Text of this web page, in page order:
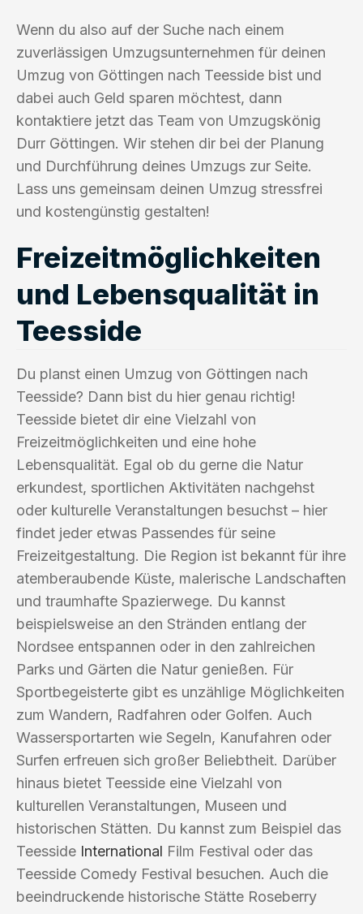
Wenn du also auf der Suche nach einem
zuverlässigen Umzugsunternehmen für deinen
Umzug von Göttingen nach Teesside bist und
dabei auch Geld sparen möchtest, dann
kontaktiere jetzt das Team von Umzugskönig
Durr Göttingen. Wir stehen dir bei der Planung
und Durchführung deines Umzugs zur Seite.
Lass uns gemeinsam deinen Umzug stressfrei
und kostengünstig gestalten!
Freizeitmöglichkeiten
und Lebensqualität in
Teesside
Du planst einen Umzug von Göttingen nach
Teesside? Dann bist du hier genau richtig!
Teesside bietet dir eine Vielzahl von
Freizeitmöglichkeiten und eine hohe
Lebensqualität. Egal ob du gerne die Natur
erkundest, sportlichen Aktivitäten nachgehst
oder kulturelle Veranstaltungen besuchst – hier
findet jeder etwas Passendes für seine
Freizeitgestaltung. Die Region ist bekannt für ihre
atemberaubende Küste, malerische Landschaften
und traumhafte Spazierwege. Du kannst
beispielsweise an den Stränden entlang der
Nordsee entspannen oder in den zahlreichen
Parks und Gärten die Natur genießen. Für
Sportbegeisterte gibt es unzählige Möglichkeiten
zum Wandern, Radfahren oder Golfen. Auch
Wassersportarten wie Segeln, Kanufahren oder
Surfen erfreuen sich großer Beliebtheit. Darüber
hinaus bietet Teesside eine Vielzahl von
kulturellen Veranstaltungen, Museen und
historischen Stätten. Du kannst zum Beispiel das
Teesside International Film Festival oder das
Teesside Comedy Festival besuchen. Auch die
beeindruckende historische Stätte Roseberry